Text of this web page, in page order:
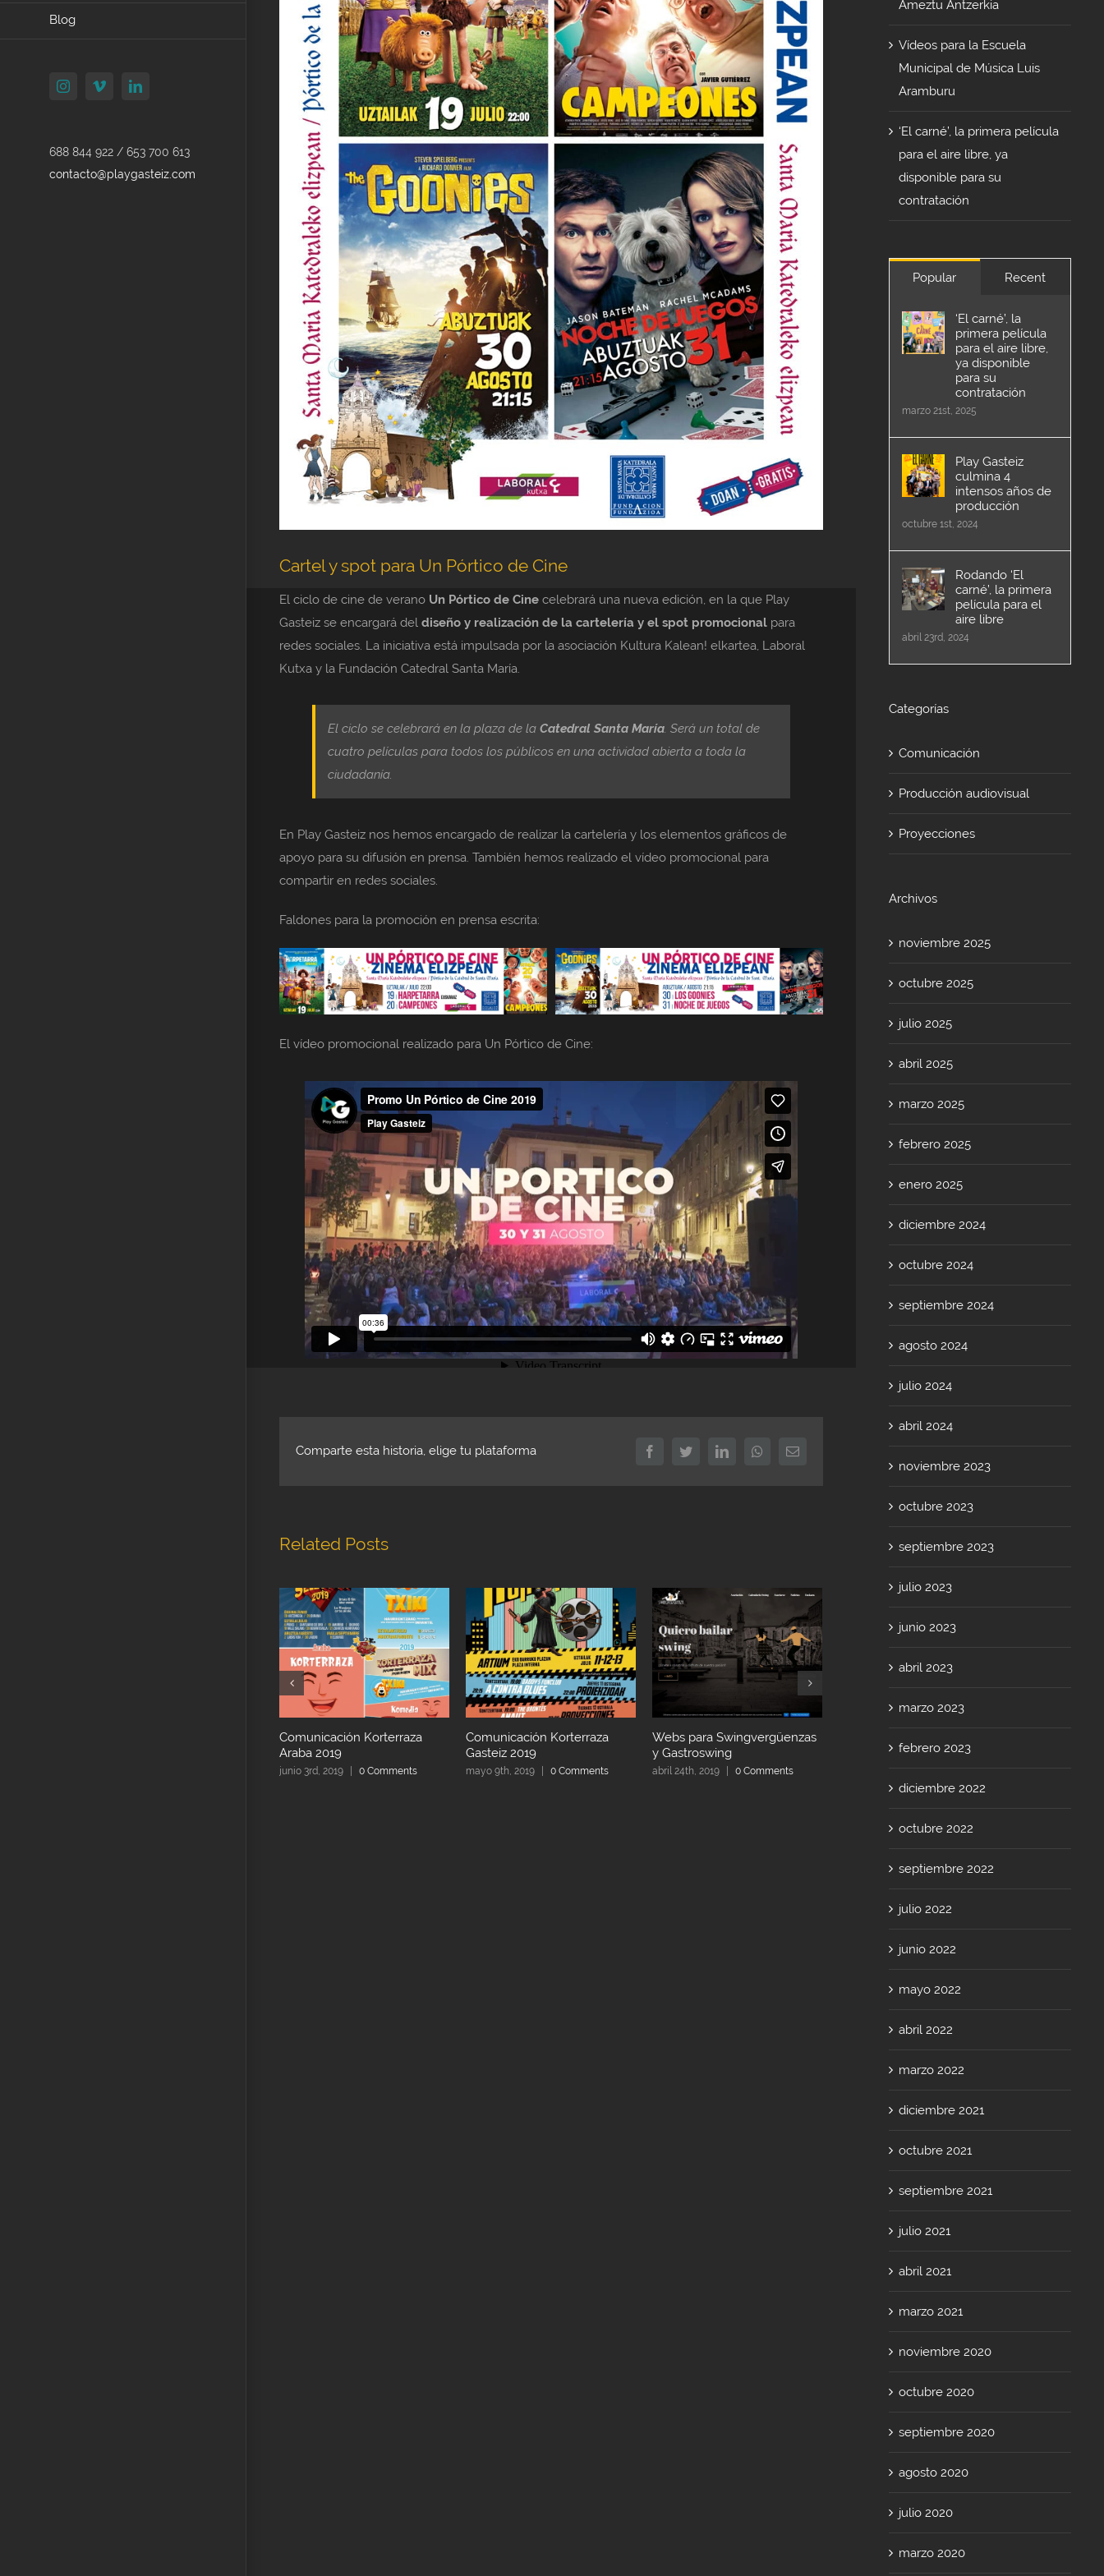
Blog
InstagramVimeoLinkedIn
688 844 922 / 653 700 613
contacto@playgasteiz.com
Cartel y spot para Un Pórtico de Cine
El ciclo de cine de verano Un Pórtico de Cine celebrará una nueva edición, en la que Play
Gasteiz se encargará del diseño y realización de la cartelería y el spot promocional para
redes sociales. La iniciativa está impulsada por la asociación Kultura Kalean! elkartea, Laboral
Kutxa y la Fundación Catedral Santa María.
El ciclo se celebrará en la plaza de la Catedral Santa María. Será un total de
cuatro películas para todos los públicos en una actividad abierta a toda la
ciudadanía.
En Play Gasteiz nos hemos encargado de realizar la cartelería y los elementos gráficos de
apoyo para su difusión en prensa. También hemos realizado el vídeo promocional para
compartir en redes sociales.
Faldones para la promoción en prensa escrita:
El vídeo promocional realizado para Un Pórtico de Cine:
Comparte esta historia, elige tu plataforma FacebookTwitterLinkedInWhatsappEmail
Related Posts
Comunicación Korterraza
Araba 2019
junio 3rd, 2019 0 Comments
Comunicación Korterraza
Gasteiz 2019
mayo 9th, 2019 0 Comments
Webs para Swingvergüenzas
y Gastroswing
abril 24th, 2019 0 Comments
marzo 14th, 2019 0 Comments
Ameztu Antzerkia
Vídeos para la Escuela
Municipal de Música Luis
Aramburu
‘El carné’, la primera película
para el aire libre, ya
disponible para su
contratación
Popular Recent
‘El carné’, la
primera película
para el aire libre,
ya disponible
para su
contratación
marzo 21st, 2025
Play Gasteiz
culmina 4
intensos años de
producción
octubre 1st, 2024
Rodando ‘El
carné’, la primera
película para el
aire libre
abril 23rd, 2024
Categorías
Comunicación
Producción audiovisual
Proyecciones
Archivos
noviembre 2025
octubre 2025
julio 2025
abril 2025
marzo 2025
febrero 2025
enero 2025
diciembre 2024
octubre 2024
septiembre 2024
agosto 2024
julio 2024
abril 2024
noviembre 2023
octubre 2023
septiembre 2023
julio 2023
junio 2023
abril 2023
marzo 2023
febrero 2023
diciembre 2022
octubre 2022
septiembre 2022
julio 2022
junio 2022
mayo 2022
abril 2022
marzo 2022
diciembre 2021
octubre 2021
septiembre 2021
julio 2021
abril 2021
marzo 2021
noviembre 2020
octubre 2020
septiembre 2020
agosto 2020
julio 2020
marzo 2020